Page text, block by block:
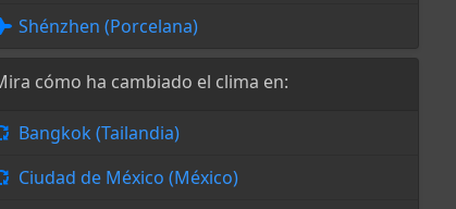
Shénzhen (Porcelana)
cómo ha cambiado el clima en:
Bangkok (Tailandia)
Ciudad de México (México)